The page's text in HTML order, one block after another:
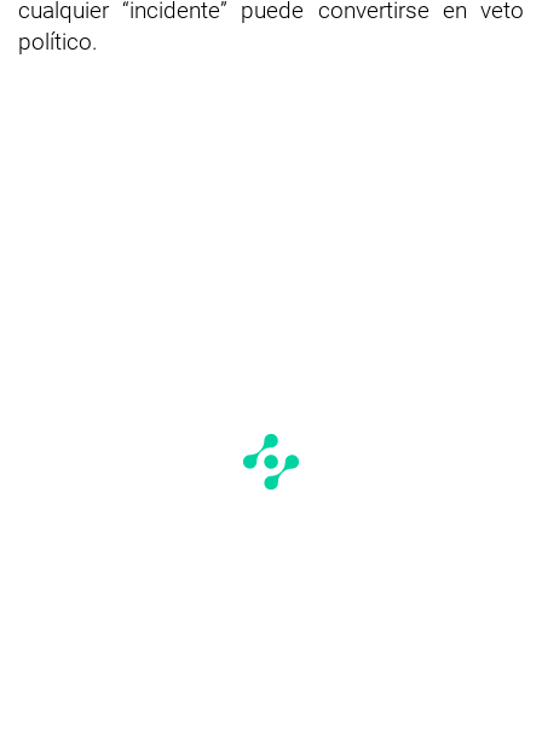
cualquier “incidente” puede convertirse en veto
político.